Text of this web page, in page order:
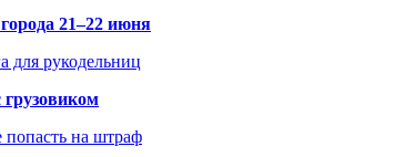
21–22 июня
для рукодельниц
попасть на штраф